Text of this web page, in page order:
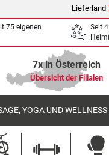
Lieferland
75 eigenen
Seit
7x in Österreich
Übersicht der Filialen
YOGA UND WELLNESS